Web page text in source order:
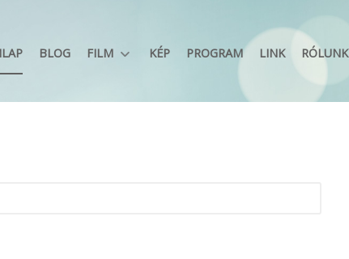
BLOG FILM KÉP PROGRAM LINK RÓLUNK